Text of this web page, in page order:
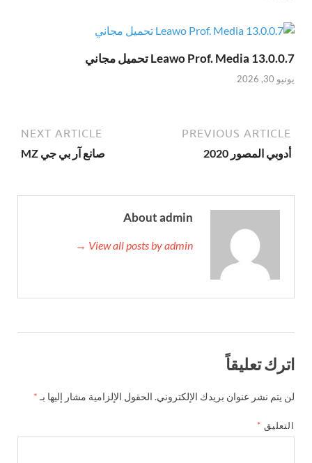
Leawo Prof. Media 13.0.0.7 تحميل مجاني
يونيو 30, 2026
PREVIOUS ARTICLE
أدوبي المصور 2020
NEXT ARTICLE
صانع آر بي جي MZ
About admin
View all posts by admin →
اترك تعليقاً
لن يتم نشر عنوان بريدك الإلكتروني. الحقول الإلزامية مشار إليها بـ *
التعليق *